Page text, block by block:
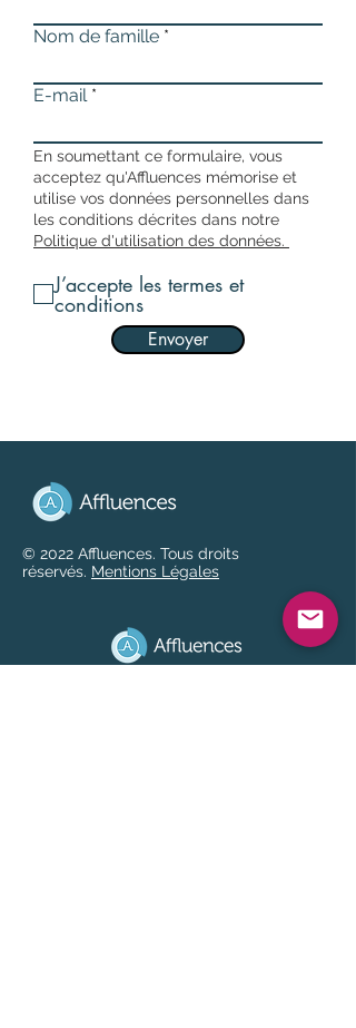
Nom de famille
E-mail
En soumettant ce formulaire, vous
acceptez qu'Affluences mémorise et
utilise vos données personnelles dans
les conditions décrites dans notre
Politique d'utilisation des données.
J’accepte les termes et
conditions
Envoyer
© 2022 Affluences. Tous droits
réservés. Mentions Légales